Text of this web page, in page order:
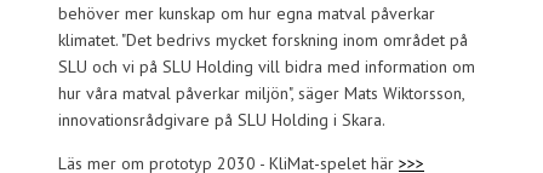
behöver mer kunskap om hur egna matval påverkar
klimatet. "Det bedrivs mycket forskning inom området på
SLU och vi på SLU Holding vill bidra med information om
hur våra matval påverkar miljön", säger Mats Wiktorsson,
innovationsrådgivare på SLU Holding i Skara.
Läs mer om prototyp 2030 - KliMat-spelet här >>>